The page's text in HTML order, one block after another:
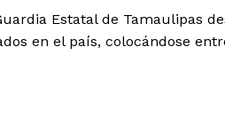
Estatal de Tamaulipas
en el país, colocándose